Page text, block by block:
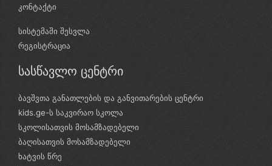
კონტაქტი
სისტემაში შესვლა
რეგისტრაცია
სასწავლო ცენტრი
ბავშვთა განათლების და განვითარების ცენტრი
kids.ge-ს საკვირაო სკოლა
სკოლისათვის მოსამზადებელი
ბაღისათვის მოსამზადებელი
ხატვის წრე